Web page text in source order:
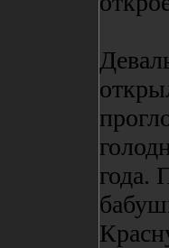
года.